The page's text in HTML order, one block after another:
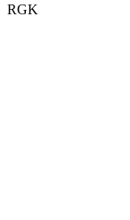
RGK